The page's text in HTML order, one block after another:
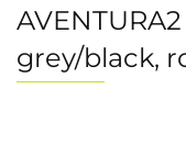
grey/black,